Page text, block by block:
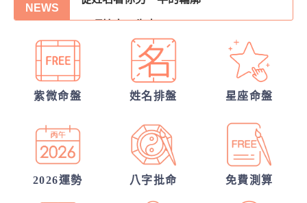
NEWS 30項情定一生占
你們的命盤合嗎？適合當夫妻？批婚配指數
另一半何時來敲門?
他會是你最終的幸福？
紫微命盤 姓名排盤 星座命盤
2026運勢 八字批命 免費測算